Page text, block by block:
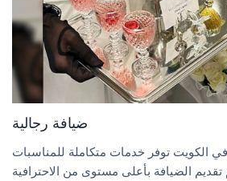
ضيافة رجالية
الكويت توفر خدمات متكاملة للمناسبات
الضيافة بأعلى مستوى من الاحترافية